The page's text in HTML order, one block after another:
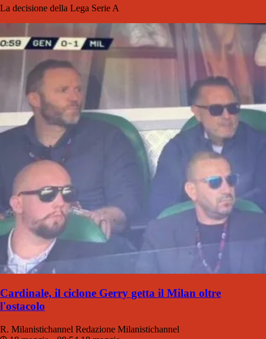
La decisione della Lega Serie A
Cardinale, il ciclone Gerry getta il Milan oltre
l'ostacolo
R. Milanistichannel Redazione Milanistichannel